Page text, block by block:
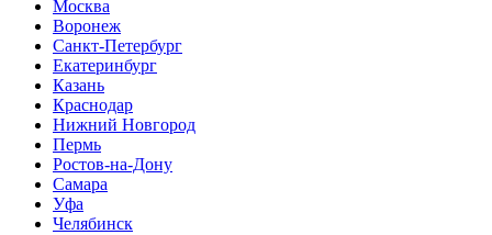
Москва
Воронеж
Санкт-Петербург
Екатеринбург
Казань
Краснодар
Нижний Новгород
Пермь
Ростов-на-Дону
Самара
Уфа
Челябинск